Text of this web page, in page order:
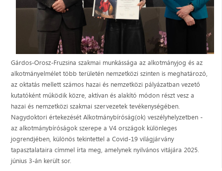
Gárdos-Orosz-Fruzsina szakmai munkássága az alkotmányjog és az
alkotmányelmélet több területén nemzetközi szinten is meghatározó,
az oktatás mellett számos hazai és nemzetközi pályázatban vezető
kutatóként működik közre, aktívan és alakító módon részt vesz a
hazai és nemzetközi szakmai szervezetek tevékenységében.
Nagydoktori értekezését Alkotmánybíróság(ok) veszélyhelyzetben -
az alkotmánybíróságok szerepe a V4 országok különleges
jogrendjében, különös tekintettel a Covid-19 világjárvány
tapasztalataira címmel írta meg, amelynek nyilvános vitájára 2025.
június 3-án került sor.